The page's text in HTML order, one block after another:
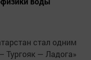
стал одним
Тургояк — Ладога»